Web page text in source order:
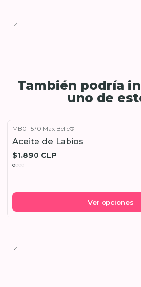
También podría
uno de
MB011570|Max Belle®
Aceite de Labios
$1.890 CLP
Ver opciones